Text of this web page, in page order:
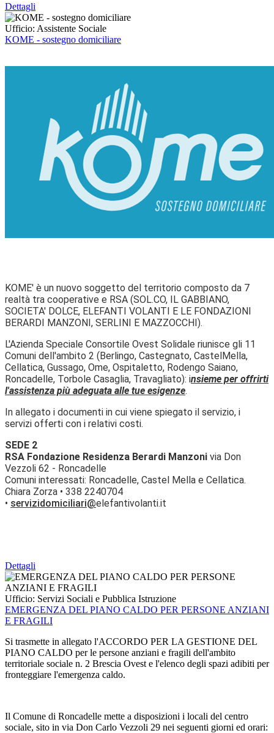
Dettagli
Ufficio: Assistente Sociale
KOME - sostegno domiciliare
KOME' è un nuovo soggetto del territorio composto da 7
realtà tra cooperative e RSA (SOL.CO, IL GABBIANO,
SOCIETA' DOLCE, ELEFANTI VOLANTI E LE FONDAZIONI
BERARDI MANZONI, SERLINI E MAZZOCCHI).
L'Azienda Speciale Consortile Ovest Solidale riunisce gli 11
Comuni dell'ambito 2 (Berlingo, Castegnato, CastelMella,
Cellatica, Gussago, Ome, Ospitaletto, Rodengo Saiano,
Roncadelle, Torbole Casaglia, Travagliato): insieme per offrirti
l'assistenza più adeguata alle tue esigenze.
In allegato i documenti in cui viene spiegato il servizio, i
servizi offerti con i relativi costi.
SEDE 2
RSA Fondazione Residenza Berardi Manzoni via Don
Vezzoli 62 - Roncadelle
Comuni interessati: Roncadelle, Castel Mella e Cellatica.
Chiara Zorza • 338 2240704
• servizidomiciliari@elefantivolanti.it
Dettagli
Ufficio: Servizi Sociali e Pubblica Istruzione
EMERGENZA DEL PIANO CALDO PER PERSONE ANZIANI
E FRAGILI
Si trasmette in allegato l'ACCORDO PER LA GESTIONE DEL
PIANO CALDO per le persone anziani e fragili dell'ambito
territoriale sociale n. 2 Brescia Ovest e l'elenco degli spazi adibiti per
fronteggiare l'emergenza caldo.
Il Comune di Roncadelle mette a disposizioni i locali del centro
sociale, sito in via Don Carlo Vezzoli 29 nei seguenti giorni ed orari: